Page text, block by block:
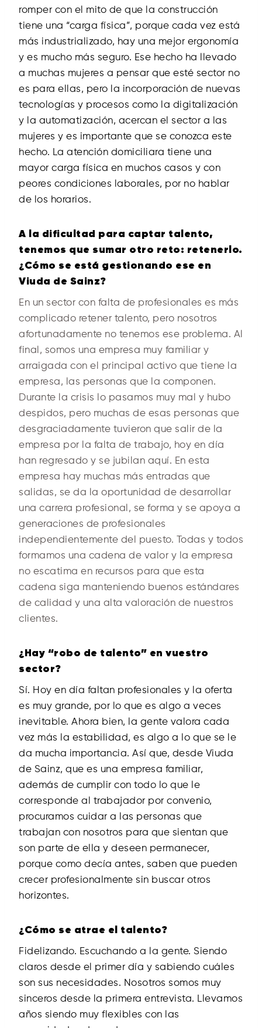
romper con el mito de que la construcción
tiene una “carga física”, porque cada vez está
más industrializado, hay una mejor ergonomía
y es mucho más seguro. Ese hecho ha llevado
a muchas mujeres a pensar que esté sector no
es para ellas, pero la incorporación de nuevas
tecnologías y procesos como la digitalización
y la automatización, acercan el sector a las
mujeres y es importante que se conozca este
hecho. La atención domiciliara tiene una
mayor carga física en muchos casos y con
peores condiciones laborales, por no hablar
de los horarios.
A la dificultad para captar talento,
tenemos que sumar otro reto: retenerlo.
¿Cómo se está gestionando ese en
Viuda de Sainz?
En un sector con falta de profesionales es más
complicado retener talento, pero nosotros
afortunadamente no tenemos ese problema. Al
final, somos una empresa muy familiar y
arraigada con el principal activo que tiene la
empresa, las personas que la componen.
Durante la crisis lo pasamos muy mal y hubo
despidos, pero muchas de esas personas que
desgraciadamente tuvieron que salir de la
empresa por la falta de trabajo, hoy en día
han regresado y se jubilan aquí. En esta
empresa hay muchas más entradas que
salidas, se da la oportunidad de desarrollar
una carrera profesional, se forma y se apoya a
generaciones de profesionales
independientemente del puesto. Todas y todos
formamos una cadena de valor y la empresa
no escatima en recursos para que esta
cadena siga manteniendo buenos estándares
de calidad y una alta valoración de nuestros
clientes.
¿Hay “robo de talento” en vuestro
sector?
Sí. Hoy en día faltan profesionales y la oferta
es muy grande, por lo que es algo a veces
inevitable. Ahora bien, la gente valora cada
vez más la estabilidad, es algo a lo que se le
da mucha importancia. Así que, desde Viuda
de Sainz, que es una empresa familiar,
además de cumplir con todo lo que le
corresponde al trabajador por convenio,
procuramos cuidar a las personas que
trabajan con nosotros para que sientan que
son parte de ella y deseen permanecer,
porque como decía antes, saben que pueden
crecer profesionalmente sin buscar otros
horizontes.
¿Cómo se atrae el talento?
Fidelizando. Escuchando a la gente. Siendo
claros desde el primer día y sabiendo cuáles
son sus necesidades. Nosotros somos muy
sinceros desde la primera entrevista. Llevamos
años siendo muy flexibles con las